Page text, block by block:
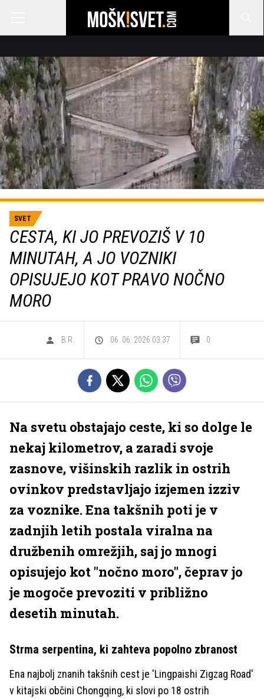
SVET
CESTA, KI JO PREVOZIŠ V 10
MINUTAH, A JO VOZNIKI
OPISUJEJO KOT PRAVO NOČNO
MORO
B.R. 06. 06. 2026 03.37 0
Na svetu obstajajo ceste, ki so dolge le
nekaj kilometrov, a zaradi svoje
zasnove, višinskih razlik in ostrih
ovinkov predstavljajo izjemen izziv
za voznike. Ena takšnih poti je v
zadnjih letih postala viralna na
družbenih omrežjih, saj jo mnogi
opisujejo kot "nočno moro", čeprav jo
je mogoče prevoziti v približno
desetih minutah.
Strma serpentina, ki zahteva popolno zbranost
Ena najbolj znanih takšnih cest je 'Lingpaishi Zigzag Road'
v kitajski občini Chongqing, ki slovi po 18 ostrih